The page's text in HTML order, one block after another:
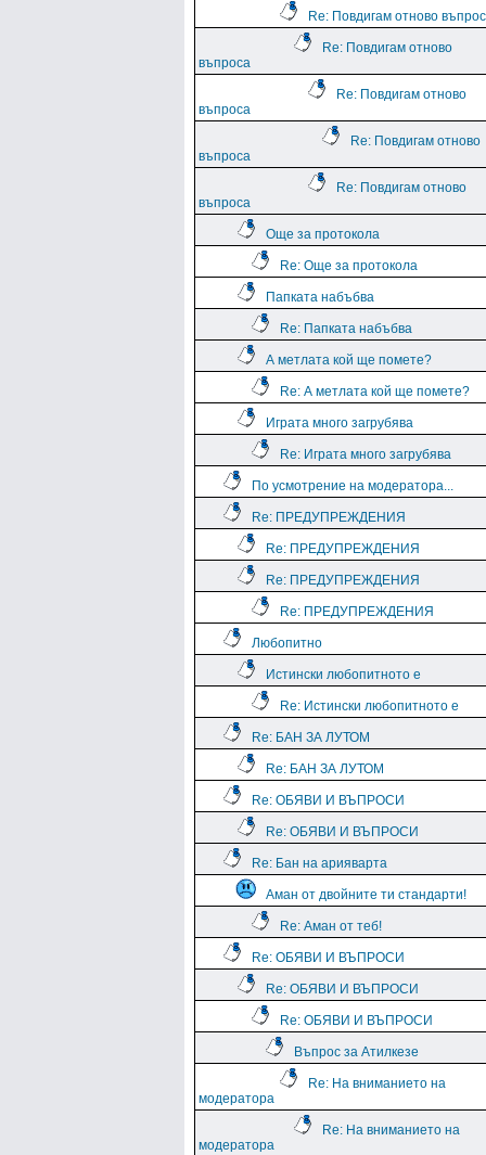
Re: Повдигам отново
Re: Повдигам отново
въпроса
Re: Повдигам отново
въпроса
Re: Повдигам отново
въпроса
Re: Повдигам отново
въпроса
Още за протокола
Re: Още за протокола
Папката набъбва
Re: Папката набъбва
А метлата кой ще помете?
Re: А метлата кой ще помете?
Играта много загрубява
Re: Играта много загрубява
По усмотрение на модератора...
Re: ПРЕДУПРЕЖДЕНИЯ
Re: ПРЕДУПРЕЖДЕНИЯ
Re: ПРЕДУПРЕЖДЕНИЯ
Re: ПРЕДУПРЕЖДЕНИЯ
Любопитно
Истински любопитното е
Re: Истински любопитното е
Re: БАН ЗА ЛУТОМ
Re: БАН ЗА ЛУТОМ
Re: ОБЯВИ И ВЪПРОСИ
Re: ОБЯВИ И ВЪПРОСИ
Re: Бан на арияварта
Аман от двойните ти стандарти!
Re: Аман от теб!
Re: ОБЯВИ И ВЪПРОСИ
Re: ОБЯВИ И ВЪПРОСИ
Re: ОБЯВИ И ВЪПРОСИ
Въпрос за Атилкезе
Re: На вниманието на
модератора
Re: На вниманието на
модератора